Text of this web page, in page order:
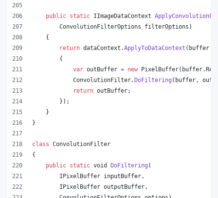
public static IImageDataContext
ConvolutionFilterOptions
filterOptions )
{
return dataContext .ApplyToDataContext ( buffer
{
var outBuffer = new PixelBuffer( buffer.
ConvolutionFilter.DoFiltering ( buffer ,
return outBuffer;
} ) ;
}
}
class ConvolutionFilter
{
public static void DoFiltering (
IPixelBuffer inputBuffer ,
IPixelBuffer outputBuffer ,